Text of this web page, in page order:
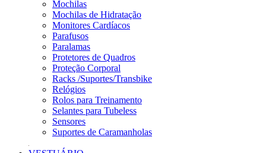
Mochilas
Mochilas de Hidratação
Monitores Cardíacos
Parafusos
Paralamas
Protetores de Quadros
Proteção Corporal
Racks /Suportes/Transbike
Relógios
Rolos para Treinamento
Selantes para Tubeless
Sensores
Suportes de Caramanholas